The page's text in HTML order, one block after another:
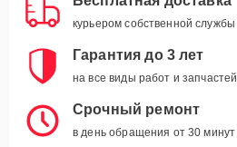
курьером собственной службы
Гарантия до 3 лет
на все виды работ и запчастей
Срочный ремонт
в день обращения от 30 минут